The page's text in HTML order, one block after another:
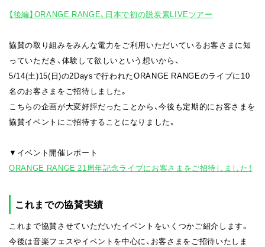
【後編】ORANGE RANGE、日本で初の脱炭素LIVEツアー
協賛の取り組みをみんな電力をご利用いただいているお客さまに知
っていただき、体験して欲しいという想いから、
5/14(土)15(日)の2Daysで行われたORANGE RANGEのライブに10
名のお客さまをご招待しました。
こちらの企画が大変好評だったことから、今後も定期的にお客さまを
協賛イベントにご招待することになりました。
▼イベント開催レポート
ORANGE RANGE 21周年記念ライブにお客さまをご招待しました！
これまでの協賛実績
これまで協賛させていただいたイベントをいくつかご紹介します。
今後は音楽フェスやイベントを中心に、お客さまをご招待いたしま